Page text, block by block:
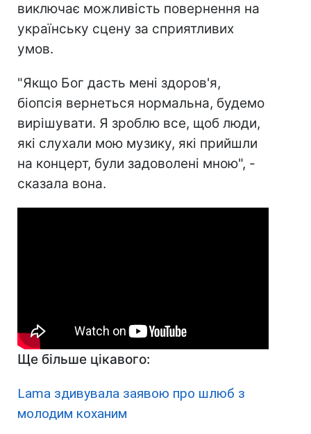
виключає можливість повернення на
українську сцену за сприятливих
умов.
"Якщо Бог дасть мені здоров'я,
біопсія вернеться нормальна, будемо
вирішувати. Я зроблю все, щоб люди,
які слухали мою музику, які прийшли
на концерт, були задоволені мною", -
сказала вона.
Ще більше цікавого:
Lama здивувала заявою про шлюб з
молодим коханим